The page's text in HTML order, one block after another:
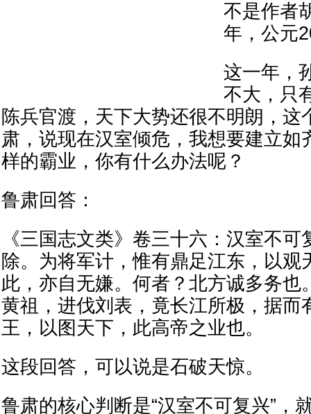
不是作者
年，公元
这一年，
不大，只
陈兵官渡，天下大势还很不明朗，这
肃，说现在汉室倾危，我想要建立如
样的霸业，你有什么办法呢？
鲁肃回答：
《三国志文类》卷三十六：汉室不
除。为将军计，惟有鼎足江东，以观
此，亦自无嫌。何者？北方诚多务也
黄祖，进伐刘表，竟长江所极，据而
王，以图天下，此高帝之业也。
这段回答，可以说是石破天惊。
鲁肃的核心判断是“汉室不可复兴”，